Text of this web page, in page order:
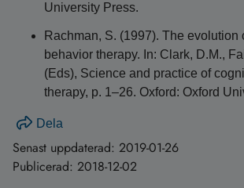
University Press.
Rachman, S. (1997). The evolution
behavior therapy. In: Clark, D.M.,
(Eds), Science and practice of
therapy, p. 1–26. Oxford: Oxford
Dela
Senast uppdaterad: 2019-01-26
Publicerad: 2018-12-02